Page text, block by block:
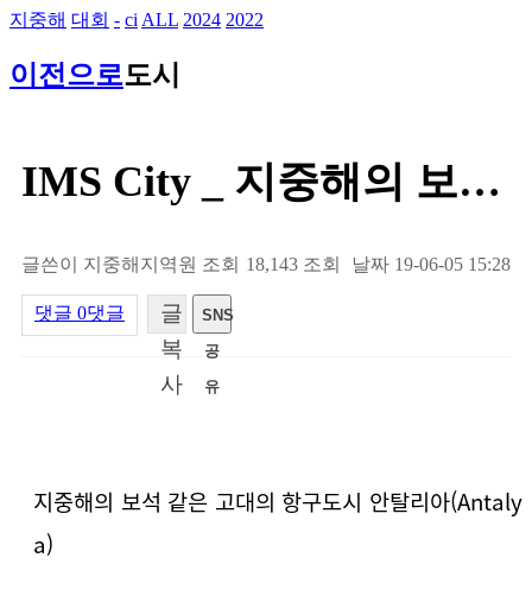
지중해 대회 - ci ALL 2024 2022
이전으로도시
IMS City _ 지중해의 보석 같은 고대의 항구도…
글쓴이 지중해지역원 조회 18,143 조회 날짜 19-06-05 15:28
댓글 0댓글
글
복
사
SNS
공
유
지중해의 보석 같은 고대의 항구도시 안탈리아(Antaly
a)